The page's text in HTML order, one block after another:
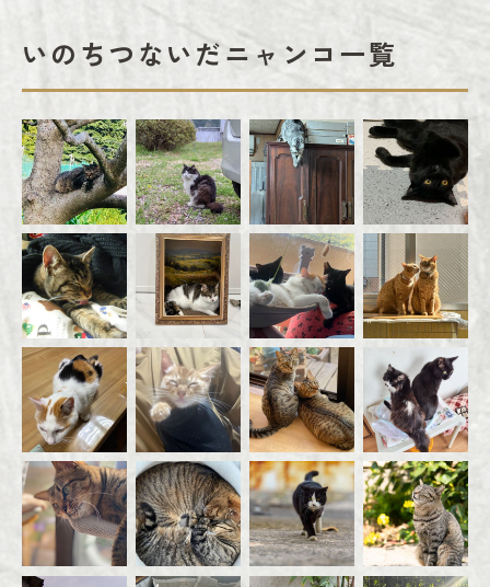
いのちつないだニャンコ一覧